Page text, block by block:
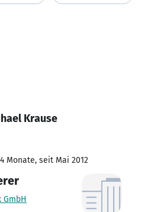
Krause
Monate, seit Mai 2012